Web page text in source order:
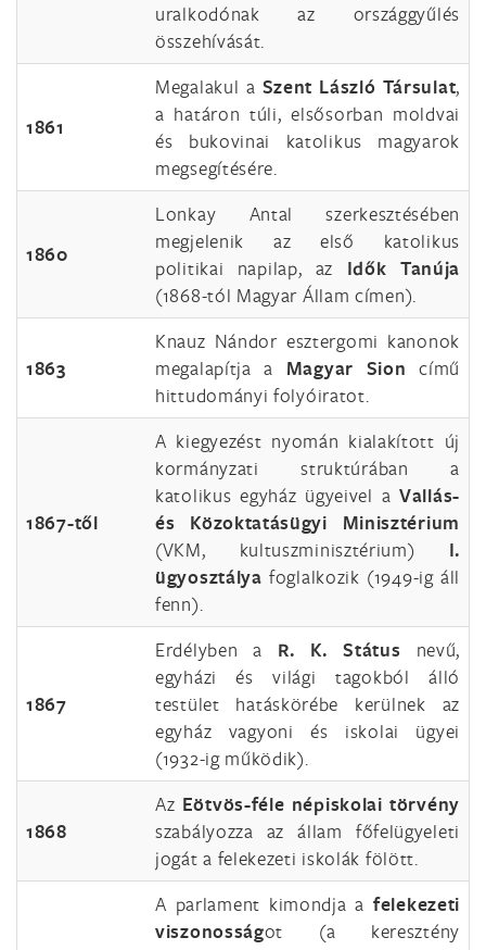
uralkodónak az országgyűlés
összehívását.
1861
Megalakul a Szent László Társulat,
a határon túli, elsősorban moldvai
és bukovinai katolikus magyarok
megsegítésére.
1860
Lonkay Antal szerkesztésében
megjelenik az első katolikus
politikai napilap, az Idők Tanúja
(1868-tól Magyar Állam címen).
1863
Knauz Nándor esztergomi kanonok
megalapítja a Magyar Sion című
hittudományi folyóiratot.
1867-től
A kiegyezést nyomán kialakított új
kormányzati struktúrában a
katolikus egyház ügyeivel aVallás-
és Közoktatásügyi Minisztérium
(VKM, kultuszminisztérium) I.
ügyosztálya foglalkozik (1949-ig áll
fenn).
1867
Erdélyben a R. K. Státus nevű,
egyházi és világi tagokból álló
testület hatáskörébe kerülnek az
egyház vagyoni és iskolai ügyei
(1932-ig működik).
1868
Az Eötvös-féle népiskolai törvény
szabályozza az állam főfelügyeleti
jogát a felekezeti iskolák fölött.
A parlament kimondja a felekezeti
viszonosságot (a keresztény